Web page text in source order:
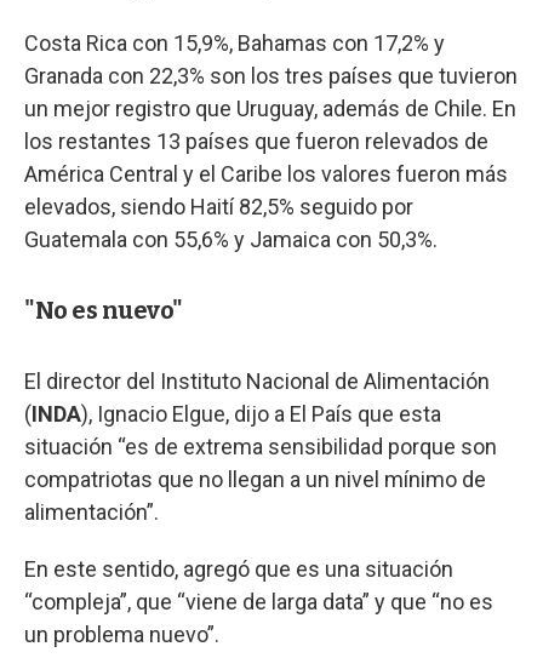
Costa Rica con 15,9%, Bahamas con 17,2% y
Granada con 22,3% son los tres países que tuvieron
un mejor registro que Uruguay, además de Chile. En
los restantes 13 países que fueron relevados de
América Central y el Caribe los valores fueron más
elevados, siendo Haití 82,5% seguido por
Guatemala con 55,6% y Jamaica con 50,3%.
"No es nuevo"
El director del Instituto Nacional de Alimentación
(INDA), Ignacio Elgue, dijo a El País que esta
situación “es de extrema sensibilidad porque son
compatriotas que no llegan a un nivel mínimo de
alimentación”.
En este sentido, agregó que es una situación
“compleja”, que “viene de larga data” y que “no es
un problema nuevo”.